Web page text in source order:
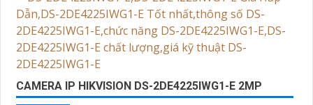
CAMERA IP HIKVISION DS-2DE4225IWG1-E 2MP